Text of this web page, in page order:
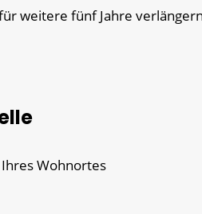
weitere fünf Jahre
Wohnortes